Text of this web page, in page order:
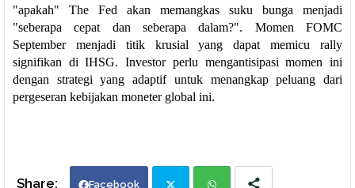
"apakah" The Fed akan memangkas suku bunga menjadi
"seberapa cepat dan seberapa dalam?". Momen FOMC
September menjadi titik krusial yang dapat memicu rally
signifikan di IHSG. Investor perlu mengantisipasi momen ini
dengan strategi yang adaptif untuk menangkap peluang dari
pergeseran kebijakan moneter global ini.
Facebook